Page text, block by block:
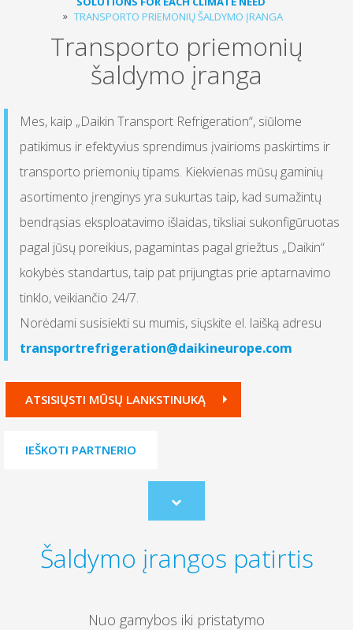
TRANSPORTO PRIEMONIŲ ŠALDYMO ĮRANGA
Transporto priemonių
šaldymo įranga
Mes, kaip „Daikin Transport Refrigeration“, siūlome
patikimus ir efektyvius sprendimus įvairioms paskirtims ir
transporto priemonių tipams. Kiekvienas mūsų gaminių
asortimento įrenginys yra sukurtas taip, kad sumažintų
bendrąsias eksploatavimo išlaidas, tiksliai sukonfigūruotas
pagal jūsų poreikius, pagamintas pagal griežtus „Daikin“
kokybės standartus, taip pat prijungtas prie aptarnavimo
tinklo, veikiančio 24/7.
Norėdami susisiekti su mumis, siųskite el. laišką adresu
transportrefrigeration@daikineurope.com
ATSISIŲSTI MŪSŲ LANKSTINUKĄ
IEŠKOTI PARTNERIO
Scroll
to
Šaldymo įrangos patirtis
Nuo gamybos iki pristatymo